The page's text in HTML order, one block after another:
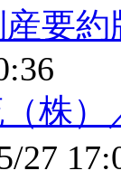
要約
株
27